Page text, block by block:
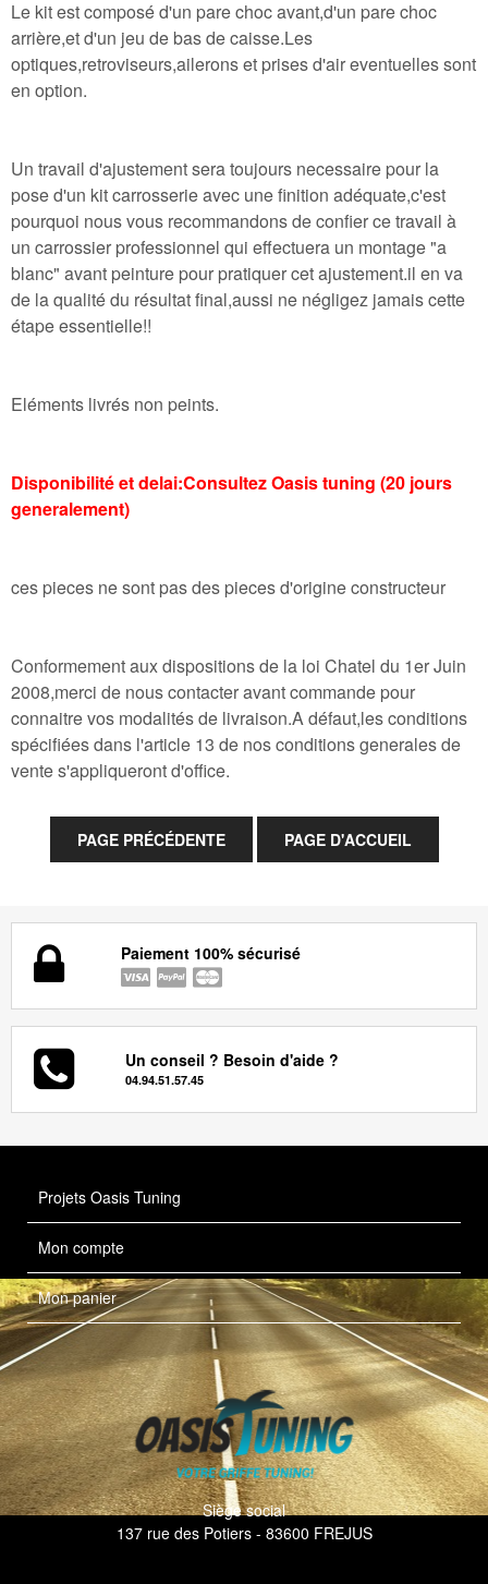
Le kit est composé d'un pare choc avant,d'un pare choc
arrière,et d'un jeu de bas de caisse.Les
optiques,retroviseurs,ailerons et prises d'air eventuelles sont
en option.
Un travail d'ajustement sera toujours necessaire pour la
pose d'un kit carrosserie avec une finition adéquate,c'est
pourquoi nous vous recommandons de confier ce travail à
un carrossier professionnel qui effectuera un montage "a
blanc" avant peinture pour pratiquer cet ajustement.il en va
de la qualité du résultat final,aussi ne négligez jamais cette
étape essentielle!!
Eléments livrés non peints.
Disponibilité et delai:Consultez Oasis tuning (20 jours
generalement)
ces pieces ne sont pas des pieces d'origine constructeur
Conformement aux dispositions de la loi Chatel du 1er Juin
2008,merci de nous contacter avant commande pour
connaitre vos modalités de livraison.A défaut,les conditions
spécifiées dans l'article 13 de nos conditions generales de
vente s'appliqueront d'office.
Paiement 100% sécurisé
Un conseil ? Besoin d'aide ?
04.94.51.57.45
Projets Oasis Tuning
Mon compte
Mon panier
Siège social
137 rue des Potiers - 83600 FREJUS